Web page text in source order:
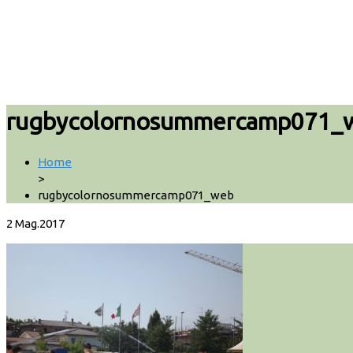
Home
>
rugbycolornosummercamp071_web
2 Mag.2017